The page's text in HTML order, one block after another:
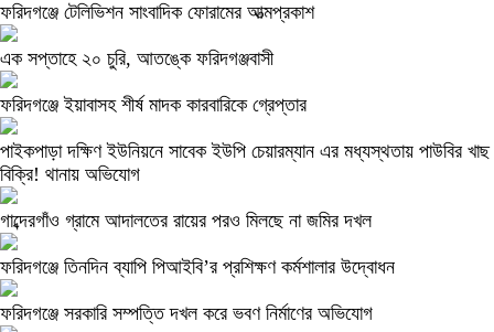
ফরিদগঞ্জে টেলিভিশন সাংবাদিক ফোরামের আত্মপ্রকাশ
এক সপ্তাহে ২০ চুরি, আতঙ্কে ফরিদগঞ্জবাসী
ফরিদগঞ্জে ইয়াবাসহ শীর্ষ মাদক কারবারিকে গ্রেপ্তার
পাইকপাড়া দক্ষিণ ইউনিয়নে সাবেক ইউপি চেয়ারম্যান এর মধ্যস্থতায় পাউবির খাছ
বিক্রি! থানায় অভিযোগ
গাব্দেরগাঁও গ্রামে আদালতের রায়ের পরও মিলছে না জমির দখল
ফরিদগঞ্জে তিনদিন ব্যাপি পিআইবি’র প্রশিক্ষণ কর্মশালার উদ্বোধন
ফরিদগঞ্জে সরকারি সম্পত্তি দখল করে ভবণ নির্মাণের অভিযোগ